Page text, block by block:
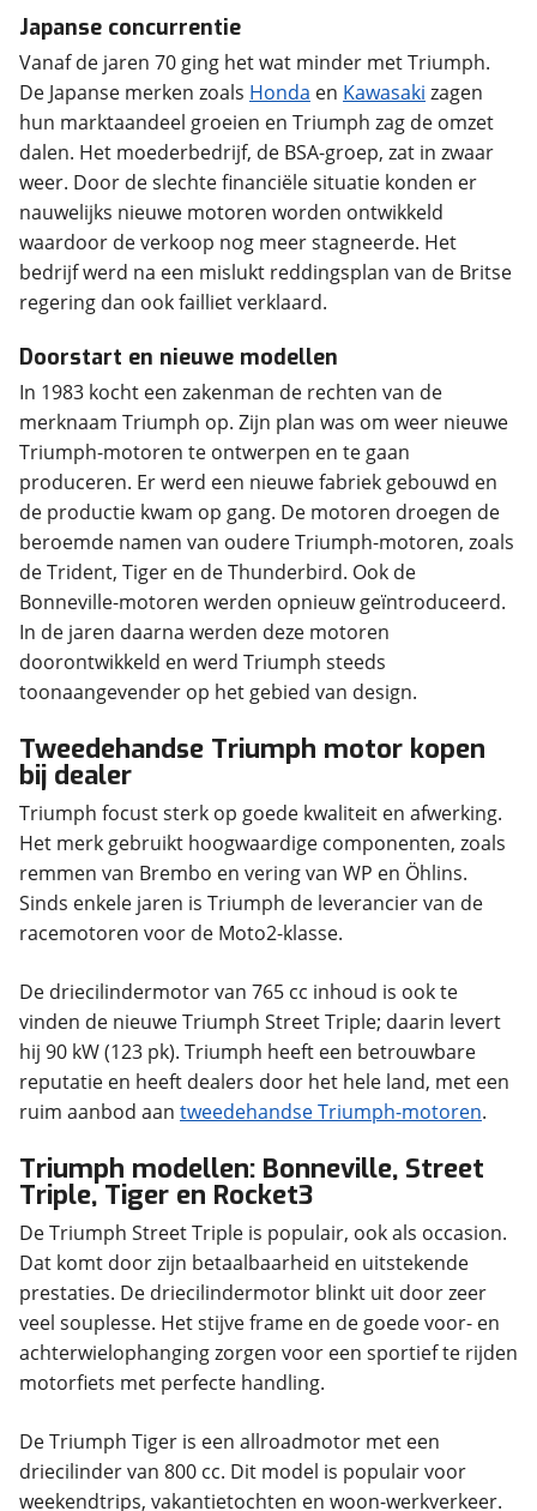
Japanse concurrentie
Vanaf de jaren 70 ging het wat minder met Triumph.
De Japanse merken zoals Honda en Kawasaki zagen
hun marktaandeel groeien en Triumph zag de omzet
dalen. Het moederbedrijf, de BSA-groep, zat in zwaar
weer. Door de slechte financiële situatie konden er
nauwelijks nieuwe motoren worden ontwikkeld
waardoor de verkoop nog meer stagneerde. Het
bedrijf werd na een mislukt reddingsplan van de Britse
Doorstart en nieuwe modellen
In 1983 kocht een zakenman de rechten van de
merknaam Triumph op. Zijn plan was om weer nieuwe
Triumph-motoren te ontwerpen en te gaan
produceren. Er werd een nieuwe fabriek gebouwd en
de productie kwam op gang. De motoren droegen de
beroemde namen van oudere Triumph-motoren, zoals
de Trident, Tiger en de Thunderbird. Ook de
Bonneville-motoren werden opnieuw geïntroduceerd.
In de jaren daarna werden deze motoren
doorontwikkeld en werd Triumph steeds
Tweedehandse Triumph motor kopen
bij dealer
Triumph focust sterk op goede kwaliteit en afwerking.
Het merk gebruikt hoogwaardige componenten, zoals
remmen van Brembo en vering van WP en Öhlins.
Sinds enkele jaren is Triumph de leverancier van de
De driecilindermotor van 765 cc inhoud is ook te
vinden de nieuwe Triumph Street Triple; daarin levert
hij 90 kW (123 pk). Triumph heeft een betrouwbare
reputatie en heeft dealers door het hele land, met een
ruim aanbod aan tweedehandse Triumph-motoren
Triumph modellen: Bonneville, Street
Triple, Tiger en Rocket3
De Triumph Street Triple is populair, ook als occasion.
Dat komt door zijn betaalbaarheid en uitstekende
prestaties. De driecilindermotor blinkt uit door zeer
veel souplesse. Het stijve frame en de goede voor- en
achterwielophanging zorgen voor een sportief te rijden
De Triumph Tiger is een allroadmotor met een
driecilinder van 800 cc. Dit model is populair voor
weekendtrips, vakantietochten en woon-werkverkeer.